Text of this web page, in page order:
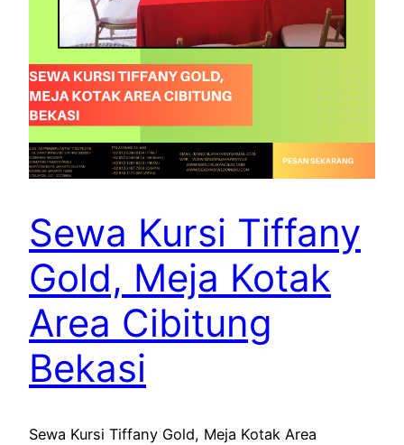
Sewa Kursi Tiffany
Gold, Meja Kotak
Area Cibitung
Bekasi
Sewa Kursi Tiffany Gold, Meja Kotak Area